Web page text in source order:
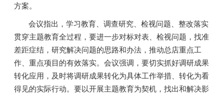
方案。
会议指出，学习教育、调查研究、检视问题、整改落实
贯穿主题教育全过程，要进一步对标对表、检视问题，找准
差距症结，研究解决问题的思路和办法，推动总店重点工
作、重点项目的有效落实。会议强调，要切实抓好调研成果
转化应用，及时将调研成果转化为具体工作举措、转化为看
得见的实际行动。要以开展主题教育为契机，找出和解决影